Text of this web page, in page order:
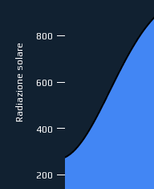
Radiazione solare
200
400
600
800